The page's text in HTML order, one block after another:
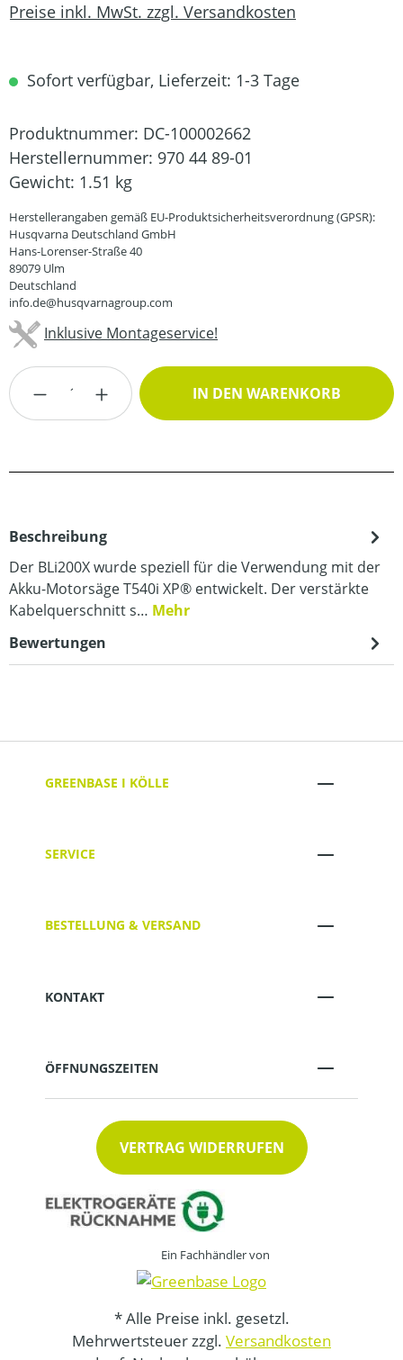
Preise inkl. MwSt. zzgl. Versandkosten
Sofort verfügbar, Lieferzeit: 1-3 Tage
Produktnummer: DC-100002662
Herstellernummer: 970 44 89-01
Gewicht: 1.51 kg
Herstellerangaben gemäß EU-Produktsicherheitsverordnung (GPSR):
Husqvarna Deutschland GmbH
Hans-Lorenser-Straße 40
89079 Ulm
Deutschland
info.de@husqvarnagroup.com
Inklusive Montageservice!
Produkt Anzahl: Gib den gewünschten
IN DEN WARENKORB
Beschreibung
Der BLi200X wurde speziell für die Verwendung mit der
Akku-Motorsäge T540i XP® entwickelt. Der verstärkte
Kabelquerschnitt s… Mehr
Bewertungen
GREENBASE I KÖLLE
SERVICE
BESTELLUNG & VERSAND
KONTAKT
ÖFFNUNGSZEITEN
VERTRAG WIDERRUFEN
Ein Fachhändler von
* Alle Preise inkl. gesetzl.
Mehrwertsteuer zzgl. Versandkosten